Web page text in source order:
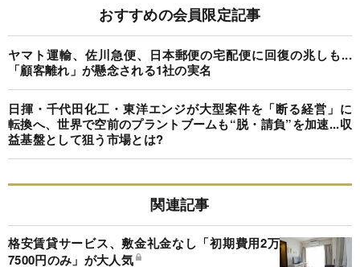
おすすめの会員限定記事
ヤマト運輸、佐川急便、日本郵便の宅配便に回復の兆しも...
「顧客離れ」が懸念される1社の実名
日揮・千代田化工・東洋エンジが大型案件を「断る経営」に
転換へ、世界で空前のプラントブームも“脱・請負”を加速...収
益基盤として狙う市場とは?
関連記事
格安賃貸サービス、敷金礼金なし「初期費用2万
7500円のみ」が大人気